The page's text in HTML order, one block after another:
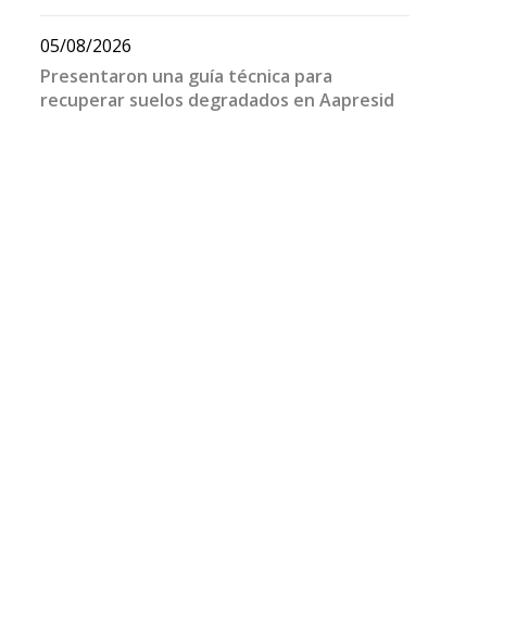
05/08/2026
Presentaron una guía técnica para
recuperar suelos degradados en Aapresid